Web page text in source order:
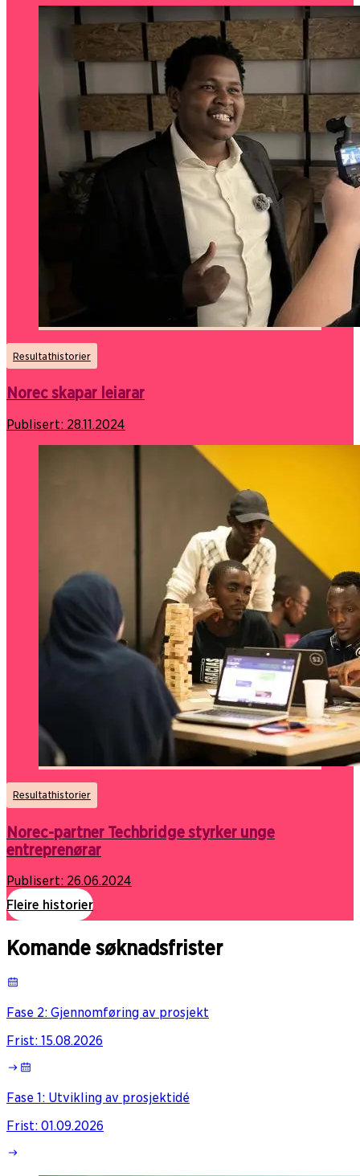
Resultathistorier
Norec skapar leiarar
Publisert: 28.11.2024
Resultathistorier
Norec-partner Techbridge styrker unge
entreprenørar
Publisert: 26.06.2024
Fleire historier
Komande søknadsfrister
Fase 2: Gjennomføring av prosjekt
Frist: 15.08.2026
Fase 1: Utvikling av prosjektidé
Frist: 01.09.2026